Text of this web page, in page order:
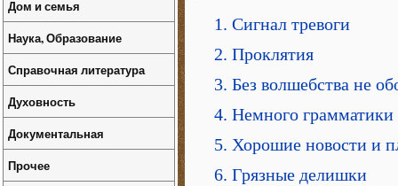
1. Сигнал тревоги
2. Проклятия
3. Без волшебства не
4. Немного грамматики
5. Хорошие новости и
6. Грязные делишки
Дом и семья
Наука, Образование
Справочная литература
Духовность
Документальная
Прочее